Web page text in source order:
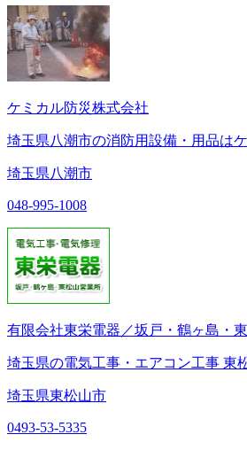
ケミカル防災株式会社
埼玉県八潮市の消防用設備・用品は
埼玉県八潮市
048-995-1008
有限会社東栄電器／坂戸・鶴ヶ島・
埼玉県の電気工事・エアコン工事 東
埼玉県東松山市
0493-53-5335